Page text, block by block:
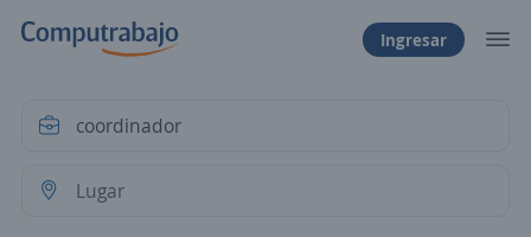
Ingresar